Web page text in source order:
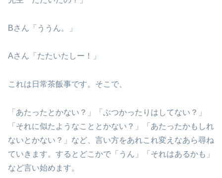
Bさん「ううん。」
Aさん「たたいたしー！」
これは日常茶飯事です。そこで、
「あたったとかない？」「ぶつかったりはしてない？」
「それに似たようなこととかない？」「あたったかもしれ
ないとかない？」など、言い方をあれこれ変えなあら尋ね
ていきます。するとどこかで「うん」「それはあるかも」
など言い始めます。